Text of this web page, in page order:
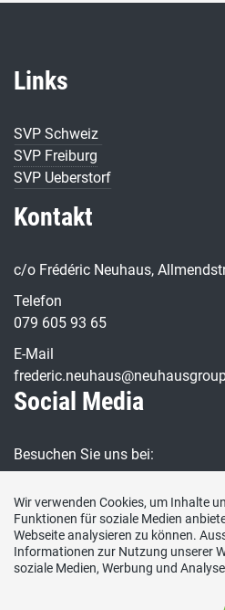
Links
SVP Schweiz
SVP Freiburg
SVP Ueberstorf
Kontakt
c/o Frédéric Neuhaus,
Telefon
079 605 93 65
E-Mail
Social Media
Besuchen Sie uns bei:
Impressum /
Wir verwenden Cookies, um Inhalte
Funktionen für soziale Medien
Webseite analysieren zu können.
Informationen zur Nutzung unserer
soziale Medien, Werbung und